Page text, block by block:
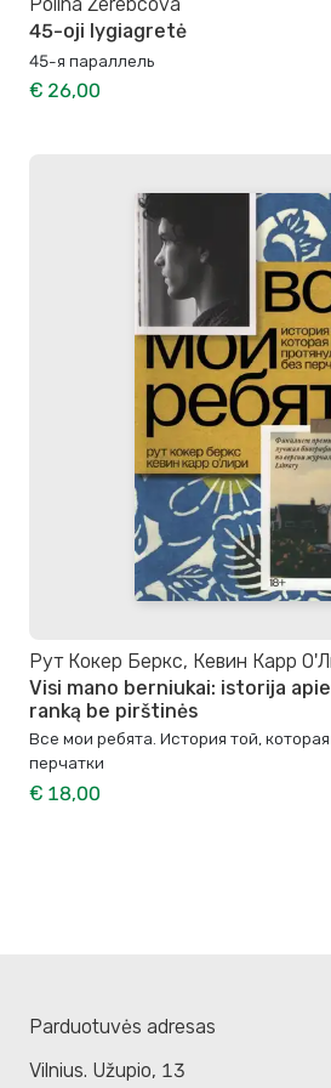
45-oji lygiagretė
45-я параллель
€ 26,00
Рут Кокер Беркс, Кевин Карр
Visi mano berniukai: istorija
ranką be pirštinės
Все мои ребята. История той,
перчатки
€ 18,00
Parduotuvės adresas
Vilnius. Užupio, 13